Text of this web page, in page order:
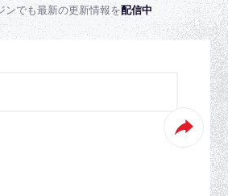
ンでも最新の更新情報を配信中